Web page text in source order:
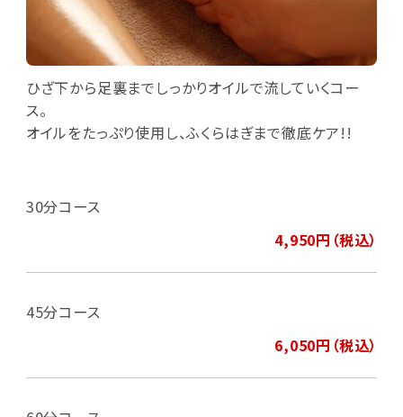
ひざ下から足裏までしっかりオイルで流していくコー
ス。
オイルをたっぷり使用し、ふくらはぎまで徹底ケア!!
30分コース
4,950円（税込）
45分コース
6,050円（税込）